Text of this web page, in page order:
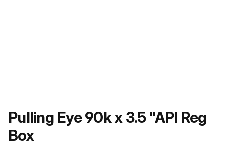
Nazwa produktu
Pulling Eye 90k x 3.5 "API Reg
Box